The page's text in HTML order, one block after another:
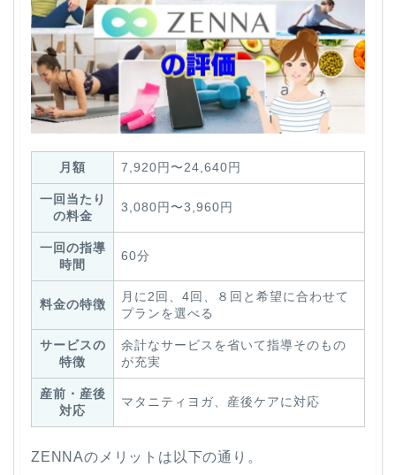
月額 7,920円〜24,640円
一回当たり
の料金
3,080円〜3,960円
一回の指導
時間
60分
料金の特徴
月に2回、4回、８回と希望に合わせて
プランを選べる
サービスの
特徴
余計なサービスを省いて指導そのもの
が充実
産前・産後
対応
マタニティヨガ、産後ケアに対応
ZENNAのメリットは以下の通り。